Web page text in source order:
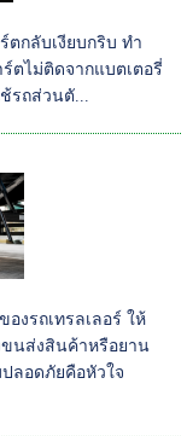
ตกลับเงียบกริบ ทำ
ตไม่ติดจากแบตเตอรี่
ช้รถส่วนตั...
งรถเทรลเลอร์ ให้
ขนส่งสินค้าหรือยาน
ลอดภัยคือหัวใจ